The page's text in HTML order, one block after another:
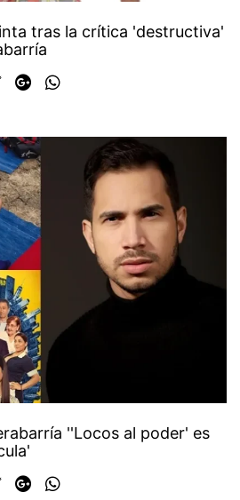
tras la crítica 'destructiva'
''Locos al poder' es